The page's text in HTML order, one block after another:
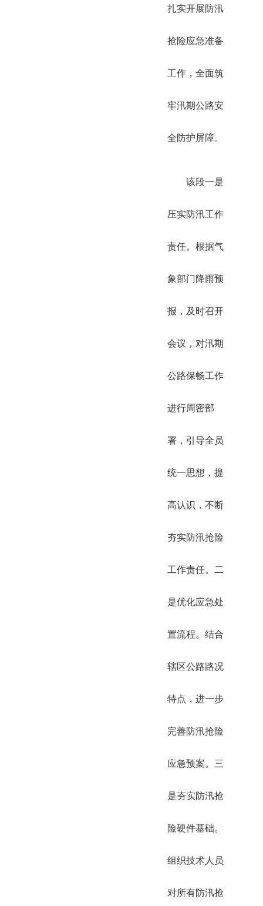
扎实开展防汛
抢险应急准备
工作，全面筑
牢汛期公路安
全防护屏障。
该段一是
压实防汛工作
责任。根据气
象部门降雨预
报，及时召开
会议，对汛期
公路保畅工作
进行周密部
署，引导全员
统一思想，提
高认识，不断
夯实防汛抢险
工作责任。二
是优化应急处
置流程。结合
辖区公路路况
特点，进一步
完善防汛抢险
应急预案。三
是夯实防汛抢
险硬件基础。
组织技术人员
对所有防汛抢